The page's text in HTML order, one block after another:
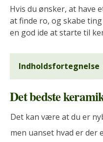
Hvis du ønsker, at have
at finde ro, og skabe
en god ide at starte til
Indholdsfortegnelse
Det bedste
Det kan være at du er
men uanset hvad er